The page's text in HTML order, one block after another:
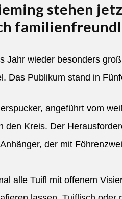
stehen
Jahr wieder besonders
Das Publikum stand in
angeführt vom
Kreis. Der
der mit
alle Tuifl mit offenem